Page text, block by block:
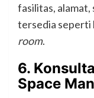
fasilitas, alamat,
tersedia seperti
room.
6.
Space